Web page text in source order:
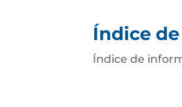
Índice
Índice de